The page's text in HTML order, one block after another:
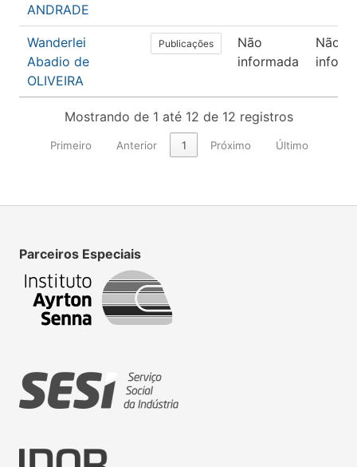
ANDRADE
Wanderlei
Abadio de
OLIVEIRA
Publicações
Não
informada
Não
Mostrando de 1 até 12 de 12 registros
Primeiro Anterior 1 Próximo Último
Parceiros Especiais